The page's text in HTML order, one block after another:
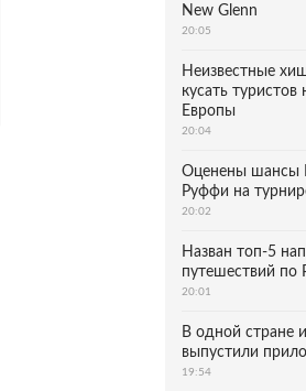
New Glenn
20:05
Неизвестные
кусать
Европы
20:04
Оценены шансы
Руффи на
20:02
Назван топ-5
путешествий по
20:01
В одной стране
выпустили
19:54